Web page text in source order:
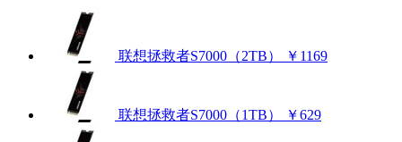
联想拯救者S7000（2TB） ￥1169
联想拯救者S7000（1TB） ￥629